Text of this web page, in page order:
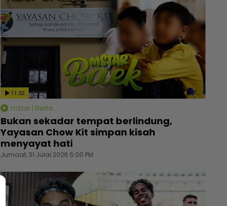
11:32
mStar | Berita
Bukan sekadar tempat berlindung,
Yayasan Chow Kit simpan kisah
menyayat hati
Jumaat, 31 Julai 2026 6:00 PM